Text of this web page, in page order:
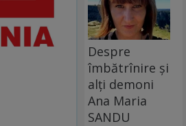
Despre
îmbătrînire și
alți demoni
Ana Maria
SANDU